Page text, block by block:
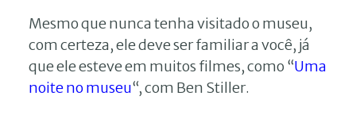
Mesmo que nunca tenha visitado o museu,
com certeza, ele deve ser familiar a você, já
que ele esteve em muitos filmes, como “Uma
noite no museu“, com Ben Stiller.